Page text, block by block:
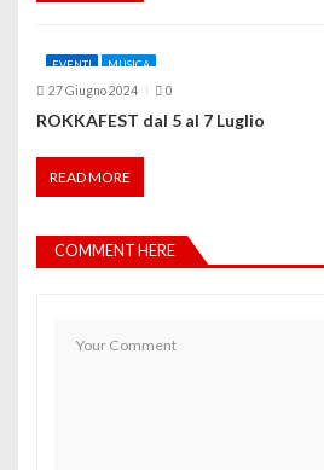
EVENTI MUSICA
27 Giugno 2024 0
ROKKAFEST dal 5 al 7 Luglio
READ MORE
COMMENT HERE